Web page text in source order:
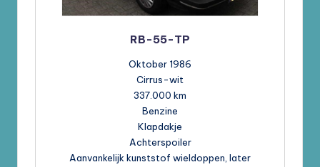
RB-55-TP
Oktober 1986
Cirrus-wit
337.000 km
Benzine
Klapdakje
Achterspoiler
Aanvankelijk kunststof wieldoppen, later